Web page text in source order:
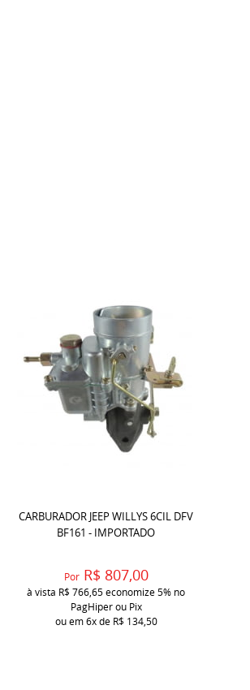
CARBURADOR JEEP WILLYS 6CIL DFV
BF161 - IMPORTADO
Por R$ 807,00
à vista R$ 766,65economize5% no
PagHiper ou Pix
ou em6xde R$ 134,50